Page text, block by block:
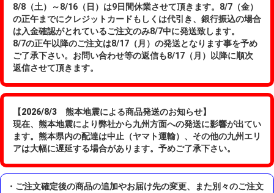
8/8（土）～8/16（日）は9日間休業させて頂きます。8/7（金）
の正午までにクレジットカードもしくは代引き、銀行振込の場合
は入金確認がとれているご注文のみ8/7中に発送致します。
8/7の正午以降のご注文は8/17（月）の発送となります事を予め
ご了承下さい。お問い合わせ等の返信も8/17（月）以降に順次
返信させて頂きます。
【2026/8/3 熊本地震による商品発送のお知らせ】
現在、熊本地震により弊社から九州方面への発送に影響が出てい
ます。熊本県内の配達は中止（ヤマト運輸）、その他の九州エリ
アは大幅に遅延する場合があります。予めご了承下さい。
・ご注文確定後の商品の追加やお届け先の変更、また別々のご注文